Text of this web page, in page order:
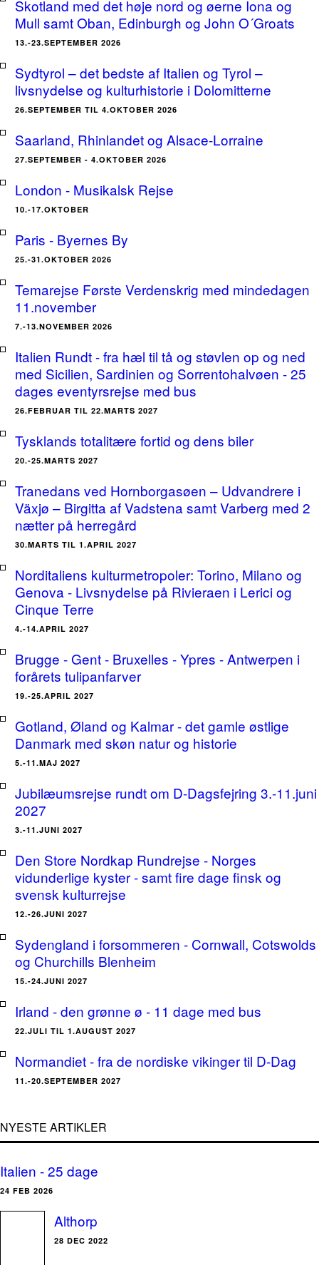
Skotland med det høje nord og øerne Iona og
Mull samt Oban, Edinburgh og John O´Groats
13.-23.SEPTEMBER 2026
Sydtyrol – det bedste af Italien og Tyrol –
livsnydelse og kulturhistorie i Dolomitterne
26.SEPTEMBER TIL 4.OKTOBER 2026
Saarland, Rhinlandet og Alsace-Lorraine
27.SEPTEMBER - 4.OKTOBER 2026
London - Musikalsk Rejse
10.-17.OKTOBER
Paris - Byernes By
25.-31.OKTOBER 2026
Temarejse Første Verdenskrig med mindedagen
11.november
7.-13.NOVEMBER 2026
Italien Rundt - fra hæl til tå og støvlen op og ned
med Sicilien, Sardinien og Sorrentohalvøen - 25
dages eventyrsrejse med bus
26.FEBRUAR TIL 22.MARTS 2027
Tysklands totalitære fortid og dens biler
20.-25.MARTS 2027
Tranedans ved Hornborgasøen – Udvandrere i
Växjø – Birgitta af Vadstena samt Varberg med 2
nætter på herregård
30.MARTS TIL 1.APRIL 2027
Norditaliens kulturmetropoler: Torino, Milano og
Genova - Livsnydelse på Rivieraen i Lerici og
Cinque Terre
4.-14.APRIL 2027
Brugge - Gent - Bruxelles - Ypres - Antwerpen i
forårets tulipanfarver
19.-25.APRIL 2027
Gotland, Øland og Kalmar - det gamle østlige
Danmark med skøn natur og historie
5.-11.MAJ 2027
Jubilæumsrejse rundt om D-Dagsfejring 3.-11.juni
2027
3.-11.JUNI 2027
Den Store Nordkap Rundrejse - Norges
vidunderlige kyster - samt fire dage finsk og
svensk kulturrejse
12.-26.JUNI 2027
Sydengland i forsommeren - Cornwall, Cotswolds
og Churchills Blenheim
15.-24.JUNI 2027
Irland - den grønne ø - 11 dage med bus
22.JULI TIL 1.AUGUST 2027
Normandiet - fra de nordiske vikinger til D-Dag
11.-20.SEPTEMBER 2027
NYESTE ARTIKLER
Italien - 25 dage
24 FEB 2026
Althorp
28 DEC 2022